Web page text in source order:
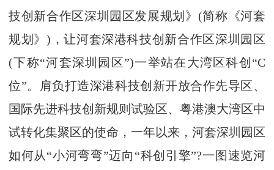
技创新合作区深圳园区发展规划》(简称《河套
规划》)，让河套深港科技创新合作区深圳园区
(下称“河套深圳园区”)一举站在大湾区科创“C
位”。肩负打造深港科技创新开放合作先导区、
国际先进科技创新规则试验区、粤港澳大湾区中
试转化集聚区的使命，一年以来，河套深圳园区
如何从“小河弯弯”迈向“科创引擎”?一图速览河